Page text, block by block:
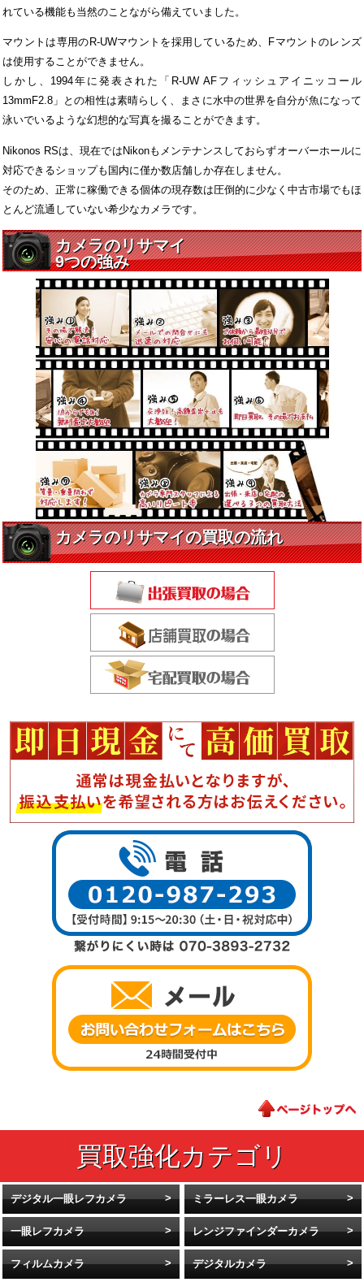
れている機能も当然のことながら備えていました。
マウントは専用のR-UWマウントを採用しているため、Fマウントのレンズ
は使用することができません。
しかし、1994年に発表された「R-UW AFフィッシュアイニッコール
13mmF2.8」との相性は素晴らしく、まさに水中の世界を自分が魚になって
泳いでいるような幻想的な写真を撮ることができます。
Nikonos RSは、現在ではNikonもメンテナンスしておらずオーバーホールに
対応できるショップも国内に僅か数店舗しか存在しません。
そのため、正常に稼働できる個体の現存数は圧倒的に少なく中古市場でもほ
とんど流通していない希少なカメラです。
デジタル一眼レフカメラ ミラーレス一眼カメラ
一眼レフカメラ レンジファインダーカメラ
フィルムカメラ デジタルカメラ